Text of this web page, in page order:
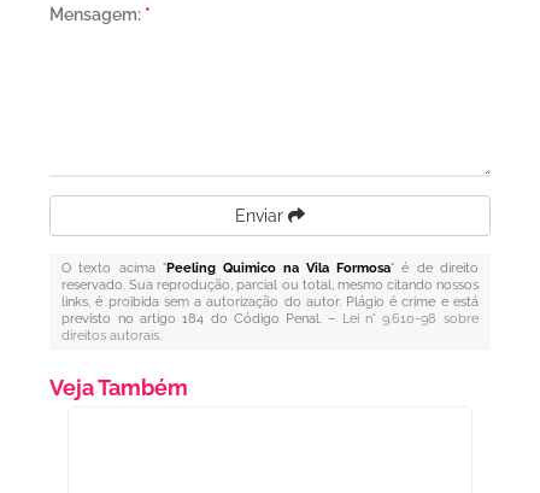
Mensagem: *
Enviar
O texto acima "Peeling Quimico na Vila Formosa" é de direito
reservado. Sua reprodução, parcial ou total, mesmo citando nossos
links, é proibida sem a autorização do autor. Plágio é crime e está
previsto no artigo 184 do Código Penal. – Lei n° 9.610-98 sobre
direitos autorais.
Veja Também